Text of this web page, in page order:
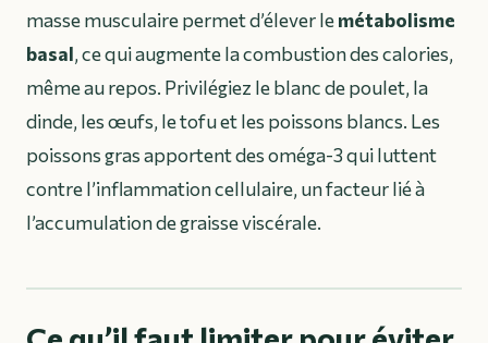
masse musculaire permet d’élever lemétabolisme
basal, ce qui augmente la combustion des calories,
même au repos. Privilégiez le blanc de poulet, la
dinde, les œufs, le tofu et les poissons blancs. Les
poissons gras apportent des oméga-3 qui luttent
contre l’inflammation cellulaire, un facteur lié à
l’accumulation de graisse viscérale.